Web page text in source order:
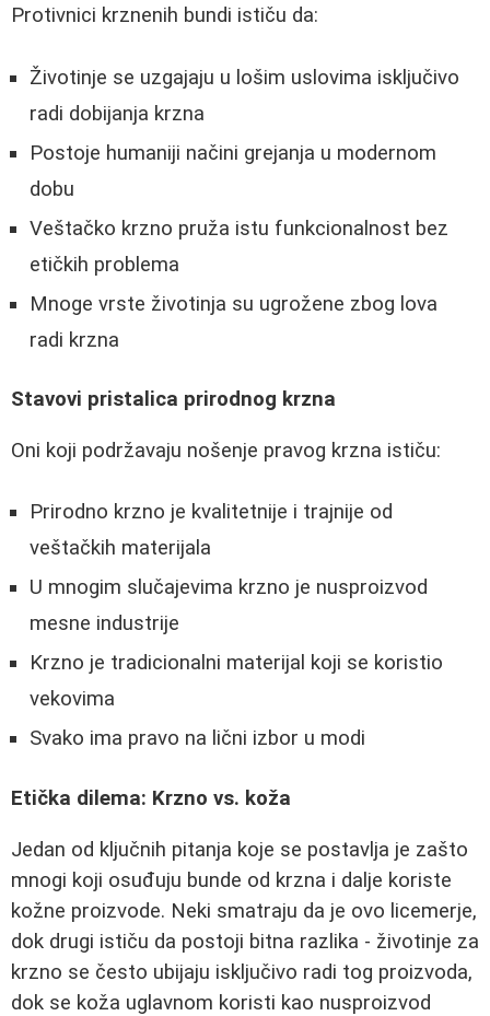
Protivnici krznenih bundi ističu da:
Životinje se uzgajaju u lošim uslovima isključivo
radi dobijanja krzna
Postoje humaniji načini grejanja u modernom
dobu
Veštačko krzno pruža istu funkcionalnost bez
etičkih problema
Mnoge vrste životinja su ugrožene zbog lova
radi krzna
Stavovi pristalica prirodnog krzna
Oni koji podržavaju nošenje pravog krzna ističu:
Prirodno krzno je kvalitetnije i trajnije od
veštačkih materijala
U mnogim slučajevima krzno je nusproizvod
mesne industrije
Krzno je tradicionalni materijal koji se koristio
vekovima
Svako ima pravo na lični izbor u modi
Etička dilema: Krzno vs. koža
Jedan od ključnih pitanja koje se postavlja je zašto
mnogi koji osuđuju bunde od krzna i dalje koriste
kožne proizvode. Neki smatraju da je ovo licemerje,
dok drugi ističu da postoji bitna razlika - životinje za
krzno se često ubijaju isključivo radi tog proizvoda,
dok se koža uglavnom koristi kao nusproizvod